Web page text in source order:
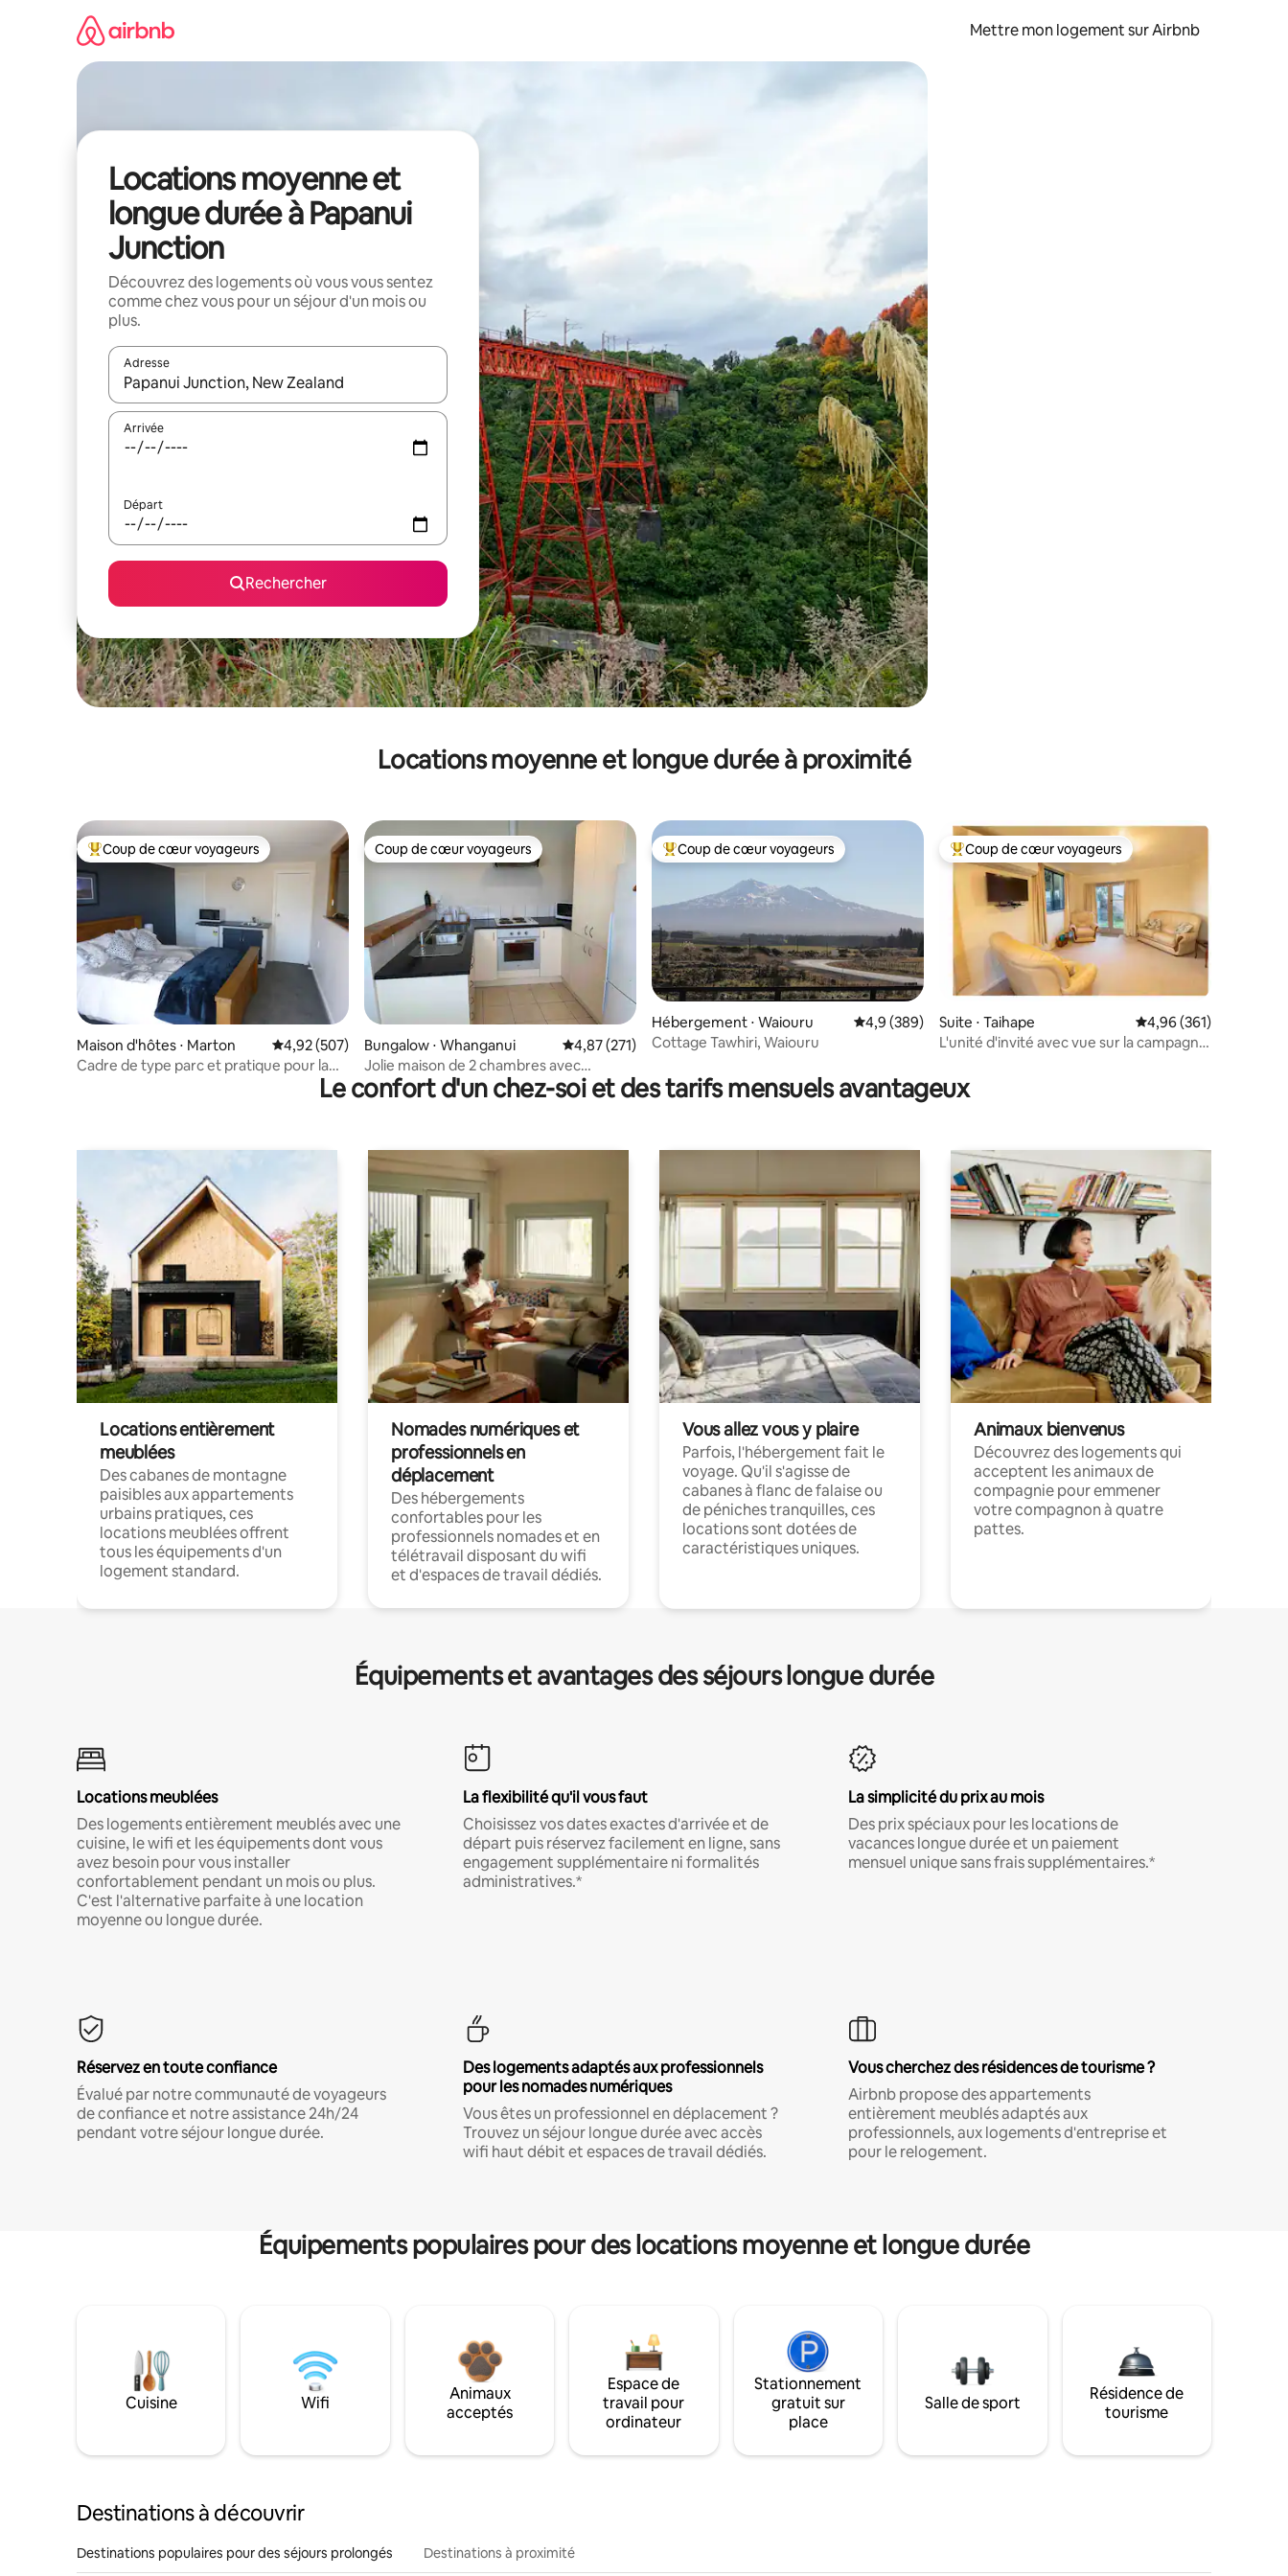
Mettre mon logement sur Airbnb
Locations moyenne et
longue durée à Papanui
Junction
Découvrez des logements où vous vous sentez
comme chez vous pour un séjour d'un mois ou
plus.
Adresse
Lorsque les résultats s'affichent, utilisez les flèches vers le haut et vers le bas pour les parcourir ou en appuyant et en faisant glisser.
Arrivée
Départ
Rechercher
Locations moyenne et longue durée à proximité
Coups de cœur voyageurs les plus appréciés
Coup de cœur voyageurs
Maison d'hôtes ⋅ Marton Évaluation moyenne sur la base de 507 commentaires : 4,92 sur 5
4,92 (507)
Cadre de type parc et pratique pour la
Coup de cœur voyageurs
Coup de cœur voyageurs
Bungalow ⋅ Whanganui Évaluation moyenne sur la base de 271 commentaires : 4,87 sur 5
4,87 (271)
Jolie maison de 2 chambres avec
garage !
Coups de cœur voyageurs les plus appréciés
Coup de cœur voyageurs
Hébergement ⋅ Waiouru Évaluation moyenne sur la base de 389 commentaires : 4,9 sur 5
4,9 (389)
Cottage Tawhiri, Waiouru
Coups de cœur voyageurs les plus appréciés
Coup de cœur voyageurs
Suite ⋅ Taihape Évaluation moyenne
4,96 (361)
L'unité d'invité avec vue sur la campagne
Le confort d'un chez-soi et des tarifs mensuels avantageux
Locations entièrement
meublées
Des cabanes de montagne
paisibles aux appartements
urbains pratiques, ces
locations meublées offrent
tous les équipements d'un
logement standard.
Nomades numériques et
professionnels en
déplacement
Des hébergements
confortables pour les
professionnels nomades et en
télétravail disposant du wifi
et d'espaces de travail dédiés.
Vous allez vous y plaire
Parfois, l'hébergement fait le
voyage. Qu'il s'agisse de
cabanes à flanc de falaise ou
de péniches tranquilles, ces
locations sont dotées de
caractéristiques uniques.
Animaux bienvenus
Découvrez des logements qui
acceptent les animaux de
compagnie pour emmener
votre compagnon à quatre
pattes.
Équipements et avantages des séjours longue durée
Locations meublées
Des logements entièrement meublés avec une
cuisine, le wifi et les équipements dont vous
avez besoin pour vous installer
confortablement pendant un mois ou plus.
C'est l'alternative parfaite à une location
moyenne ou longue durée.
La flexibilité qu'il vous faut
Choisissez vos dates exactes d'arrivée et de
départ puis réservez facilement en ligne, sans
engagement supplémentaire ni formalités
administratives.*
La simplicité du prix au mois
Des prix spéciaux pour les locations de
vacances longue durée et un paiement
mensuel unique sans frais supplémentaires.*
Réservez en toute confiance
Évalué par notre communauté de voyageurs
de confiance et notre assistance 24h/24
pendant votre séjour longue durée.
Des logements adaptés aux professionnels
pour les nomades numériques
Vous êtes un professionnel en déplacement ?
Trouvez un séjour longue durée avec accès
wifi haut débit et espaces de travail dédiés.
Vous cherchez des résidences de tourisme ?
Airbnb propose des appartements
entièrement meublés adaptés aux
professionnels, aux logements d'entreprise et
pour le relogement.
Équipements populaires pour des locations moyenne et longue durée
Cuisine Wifi
Animaux
acceptés
Espace de
travail pour
ordinateur
Stationnement
gratuit sur
place
Salle de sport
Résidence de
tourisme
Destinations à découvrir
Destinations populaires pour des séjours prolongés Destinations à proximité